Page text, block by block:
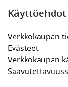
Verkkokaupan
Evästeet
Verkkokaupan